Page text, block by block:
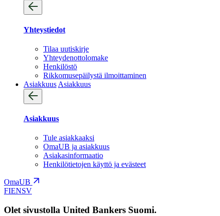
Yhteystiedot
Tilaa uutiskirje
Yhteydenotto­lomake
Henkilöstö
Rikkomusepäilystä ilmoittaminen
Asiakkuus Asiakkuus
Asiakkuus
Tule asiakkaaksi
OmaUB ja asiakkuus
Asiakasinformaatio
Henkilötietojen käyttö ja evästeet
OmaUB
FIENSV
Olet sivustolla United Bankers Suomi.